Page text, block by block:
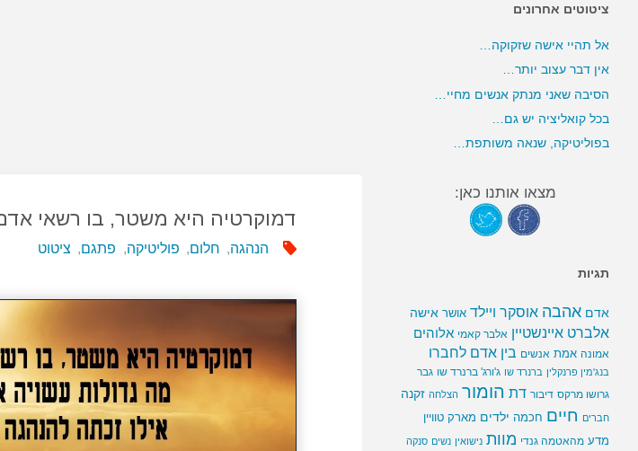
דמוקרטיה היא משטר, בו רשאי
הנהגה, חלום, פוליטיקה, פתגם, ציטוט
ציטוטים אחרונים
אל תהיי אישה שזקוקה…
אין דבר עצוב יותר…
הסיבה שאני מנתק אנשים מחיי…
בכל קואליציה יש גם…
בפוליטיקה, שנאה משותפת…
מצאו אותנו כאן:
תגיות
אדם אהבה אוסקר ויילד אושר אישה
אלברט איינשטיין אלבר קאמי אלוהים
אמונה אמת אנשים בין אדם לחברו
בנג'מין פרנקלין ברנרד שו ג'ורג' ברנרד שו גבר
גרושו מרקס דיבור דת הומור הצלחה זקנה
חברים חיים חכמה ילדים מארק טוויין
מדע מהאטמה גנדי מוות נישואין נשים סנקה